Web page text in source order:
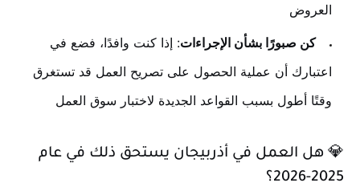
العروض
كن صبورًا بشأن الإجراءات: إذا كنت وافدًا، فضع في
اعتبارك أن عملية الحصول على تصريح العمل قد تستغرق
وقتًا أطول بسبب القواعد الجديدة لاختبار سوق العمل
💎 هل العمل في أذربيجان يستحق ذلك في عام
2025-2026؟